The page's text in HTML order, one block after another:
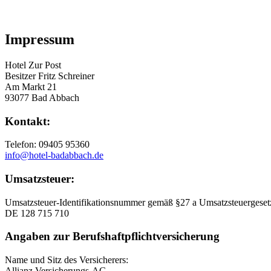
Impressum
Hotel Zur Post
Besitzer Fritz Schreiner
Am Markt 21
93077 Bad Abbach
Kontakt:
Telefon: 09405 95360
info@hotel-badabbach.de
Umsatzsteuer:
Umsatzsteuer-Identifikationsnummer gemäß §27 a
DE 128 715 710
Angaben zur Berufshaftpflichtversicherung
Name und Sitz des Versicherers: